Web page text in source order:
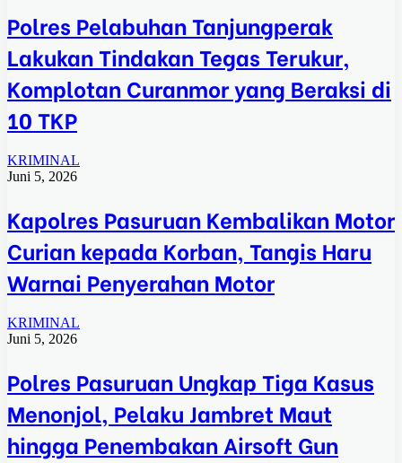
Polres Pelabuhan Tanjungperak
Lakukan Tindakan Tegas Terukur,
Komplotan Curanmor yang Beraksi di
10 TKP
KRIMINAL
Juni 5, 2026
Kapolres Pasuruan Kembalikan Motor
Curian kepada Korban, Tangis Haru
Warnai Penyerahan Motor
KRIMINAL
Juni 5, 2026
Polres Pasuruan Ungkap Tiga Kasus
Menonjol, Pelaku Jambret Maut
hingga Penembakan Airsoft Gun